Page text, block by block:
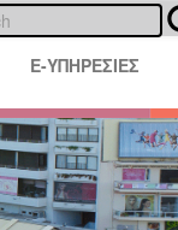
E-ΥΠΗΡΕΣΙΕΣ